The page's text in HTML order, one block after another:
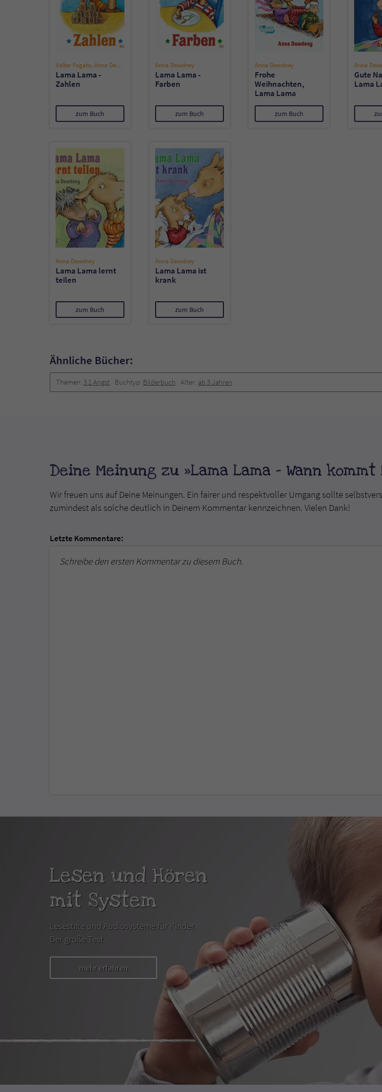
Valter Fogato,Anna Dewdney
Lama Lama -
Zahlen
zum Buch
Anna Dewdney
Lama Lama -
Farben
zum Buch
Anna Dewdney
Frohe
Weihnachten,
Lama Lama
zum Buch
Anna
Gute
Lama
Anna Dewdney
Lama Lama lernt
teilen
zum Buch
Anna Dewdney
Lama Lama ist
krank
zum Buch
Ähnliche Bücher:
Themen: 3.1 Angst Buchtyp: Bilderbuch Alter: ab 3 Jahren
Deine Meinung zu »Lama Lama - Wann kommt
Wir freuen uns auf Deine Meinungen. Ein fairer und respektvoller Umgang sollte
zumindest als solche deutlich in Deinem Kommentar kennzeichnen. Vielen Dank!
Letzte Kommentare:
Schreibe den ersten Kommentar zu diesem Buch.
Lesen und Hören
mit System
Lesestifte und Audiosysteme für Kinder.
Der große Test.
mehr erfahren
überprüfen.